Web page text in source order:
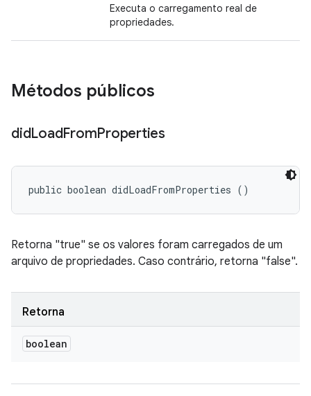
Executa o carregamento real de
propriedades.
Métodos públicos
didLoadFromProperties
public boolean didLoadFromProperties ()
Retorna "true" se os valores foram carregados de um
arquivo de propriedades. Caso contrário, retorna "false".
Retorna
boolean